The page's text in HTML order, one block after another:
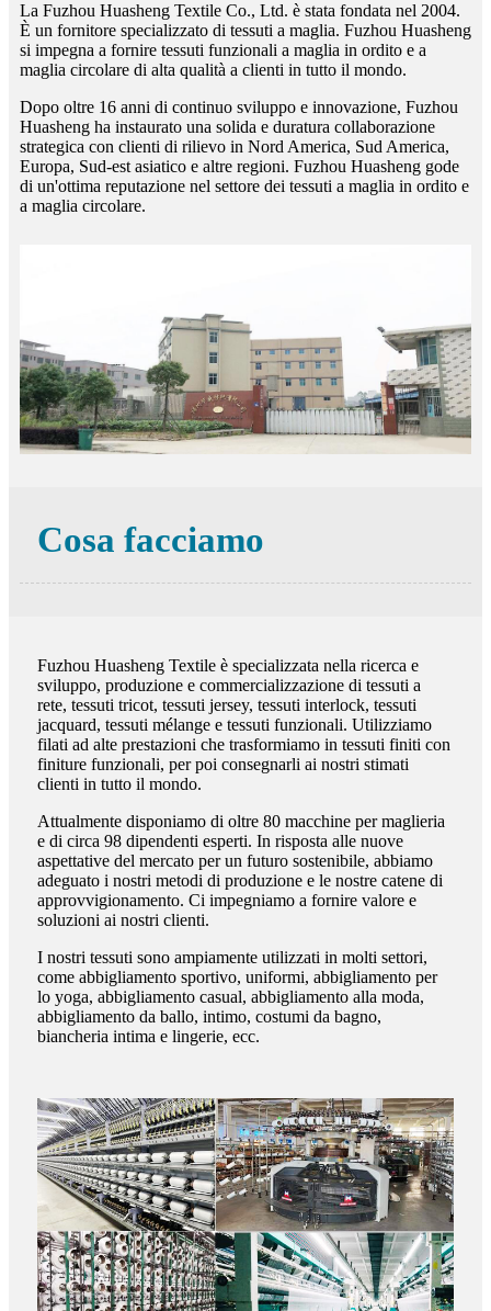
La Fuzhou Huasheng Textile Co., Ltd. è stata fondata nel 2004.
È un fornitore specializzato di tessuti a maglia. Fuzhou Huasheng
si impegna a fornire tessuti funzionali a maglia in ordito e a
maglia circolare di alta qualità a clienti in tutto il mondo.
Dopo oltre 16 anni di continuo sviluppo e innovazione, Fuzhou
Huasheng ha instaurato una solida e duratura collaborazione
strategica con clienti di rilievo in Nord America, Sud America,
Europa, Sud-est asiatico e altre regioni. Fuzhou Huasheng gode
di un'ottima reputazione nel settore dei tessuti a maglia in ordito e
a maglia circolare.
Cosa facciamo
Fuzhou Huasheng Textile è specializzata nella ricerca e
sviluppo, produzione e commercializzazione di tessuti a
rete, tessuti tricot, tessuti jersey, tessuti interlock, tessuti
jacquard, tessuti mélange e tessuti funzionali. Utilizziamo
filati ad alte prestazioni che trasformiamo in tessuti finiti con
finiture funzionali, per poi consegnarli ai nostri stimati
clienti in tutto il mondo.
Attualmente disponiamo di oltre 80 macchine per maglieria
e di circa 98 dipendenti esperti. In risposta alle nuove
aspettative del mercato per un futuro sostenibile, abbiamo
adeguato i nostri metodi di produzione e le nostre catene di
approvvigionamento. Ci impegniamo a fornire valore e
soluzioni ai nostri clienti.
I nostri tessuti sono ampiamente utilizzati in molti settori,
come abbigliamento sportivo, uniformi, abbigliamento per
lo yoga, abbigliamento casual, abbigliamento alla moda,
abbigliamento da ballo, intimo, costumi da bagno,
biancheria intima e lingerie, ecc.